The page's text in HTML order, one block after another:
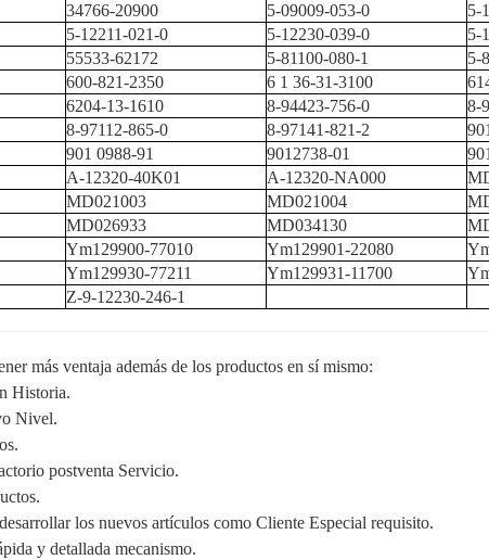
34766-20900 5-09009-053-0
5-
5-12211-021-0 5-12230-039-0
5-
55533-62172 5-81100-080-1
5-
600-821-2350 6 1 36-31-3100
6204-13-1610 8-94423-756-0
8-
8-97112-865-0 8-97141-821-2
901 0988-91 9012738-01
A-12320-40K01 A-12320-NA000
MD021003 MD021004
MD026933 MD034130
Ym129900-77010 Ym129901-22080
Ym129930-77211 Ym129931-11700
Z-9-12230-246-1
más ventaja además de los productos en sí mismo:
Historia.
Nivel.
postventa Servicio.
los nuevos artículos como Cliente Especial requisito.
y detallada mecanismo.